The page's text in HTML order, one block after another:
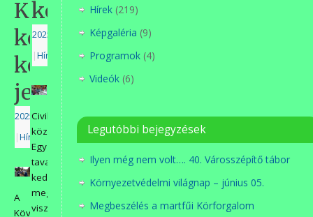
Kövér
kereszt
környékéről
jelentem
2025.11.13.
|Hírek
A
Kövér
között
2025.10.16.
|Hírek
Civiltársak
között
Egy
tavalyi
kedves
meghívást
viszonoztunk.
Hírek (219)
Képgaléria (9)
Programok (4)
Videók (6)
Legutóbbi bejegyzések
Ilyen még nem volt…. 40. Városszépítő tábor
Környezetvédelmi világnap – június 05.
Megbeszélés a martfűi Körforgalom